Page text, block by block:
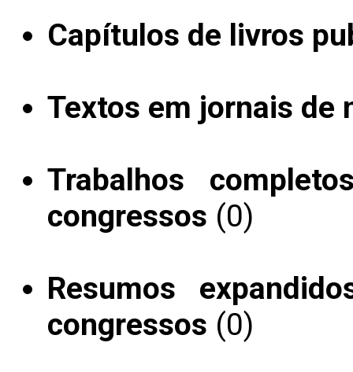
Capítulos de livros
Textos em jornais
Trabalhos
congressos (0)
Resumos
congressos (0)